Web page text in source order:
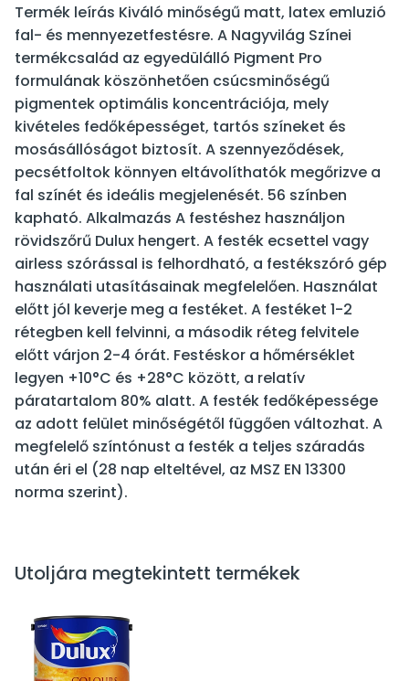
Termék leírás Kiváló minőségű matt, latex emluzió
fal- és mennyezetfestésre. A Nagyvilág Színei
termékcsalád az egyedülálló Pigment Pro
formulának köszönhetően csúcsminőségű
pigmentek optimális koncentrációja, mely
kivételes fedőképességet, tartós színeket és
mosásállóságot biztosít. A szennyeződések,
pecsétfoltok könnyen eltávolíthatók megőrizve a
fal színét és ideális megjelenését. 56 színben
kapható. Alkalmazás A festéshez használjon
rövidszőrű Dulux hengert. A festék ecsettel vagy
airless szórással is felhordható, a festékszóró gép
használati utasításainak megfelelően. Használat
előtt jól keverje meg a festéket. A festéket 1-2
rétegben kell felvinni, a második réteg felvitele
előtt várjon 2-4 órát. Festéskor a hőmérséklet
legyen +10°C és +28°C között, a relatív
páratartalom 80% alatt. A festék fedőképessége
az adott felület minőségétől függően változhat. A
megfelelő színtónust a festék a teljes száradás
után éri el (28 nap elteltével, az MSZ EN 13300
norma szerint).
Utoljára megtekintett termékek